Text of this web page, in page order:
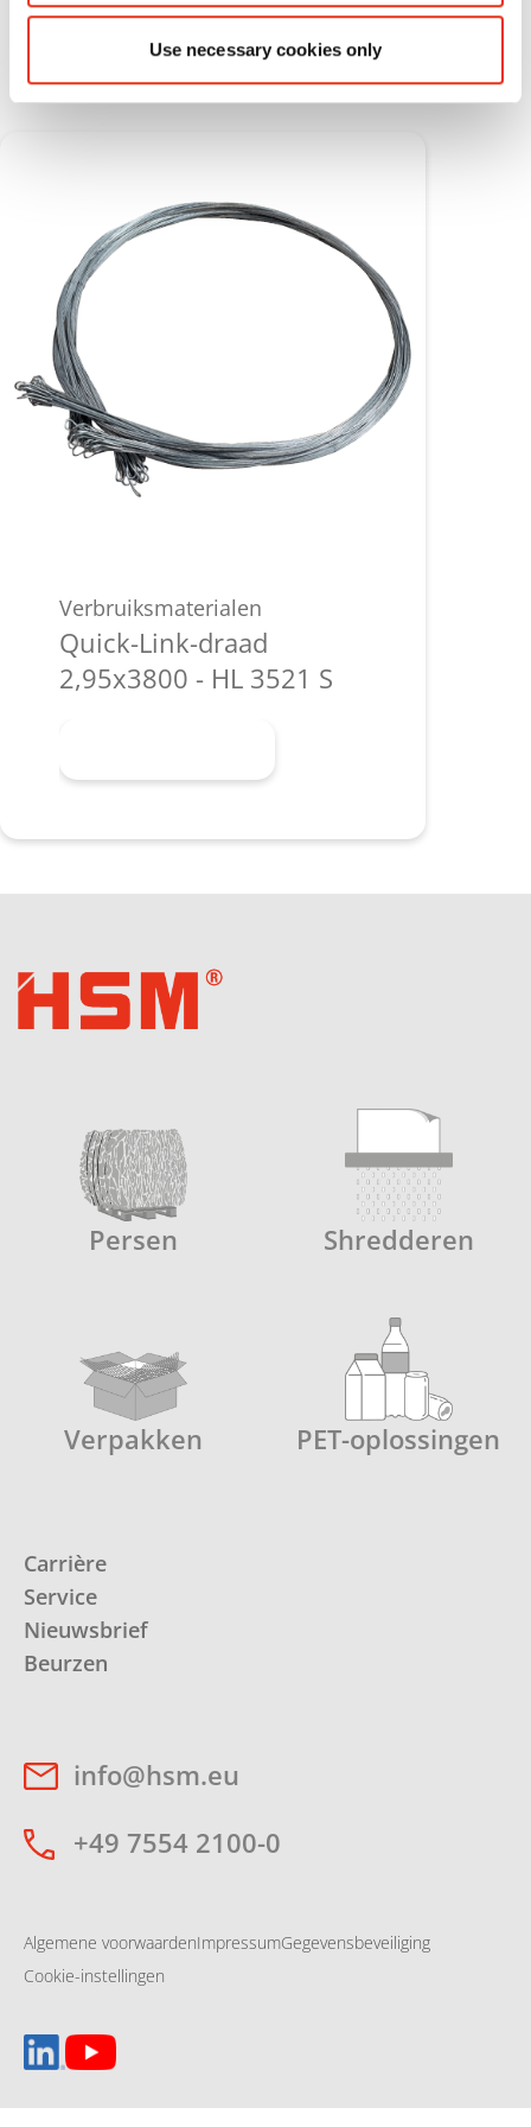
Use necessary cookies only
Verbruiksmateriaal
Verbruiksmaterialen
Quick-Link-draad
2,95x3800 - HL 3521 S
Persen Shredderen
Verpakken PET-oplossingen
Carrière
Service
Nieuwsbrief
Beurzen
info@hsm.eu
+49 7554 2100-0
Algemene voorwaardenImpressumGegevensbeveiliging
Cookie-instellingen